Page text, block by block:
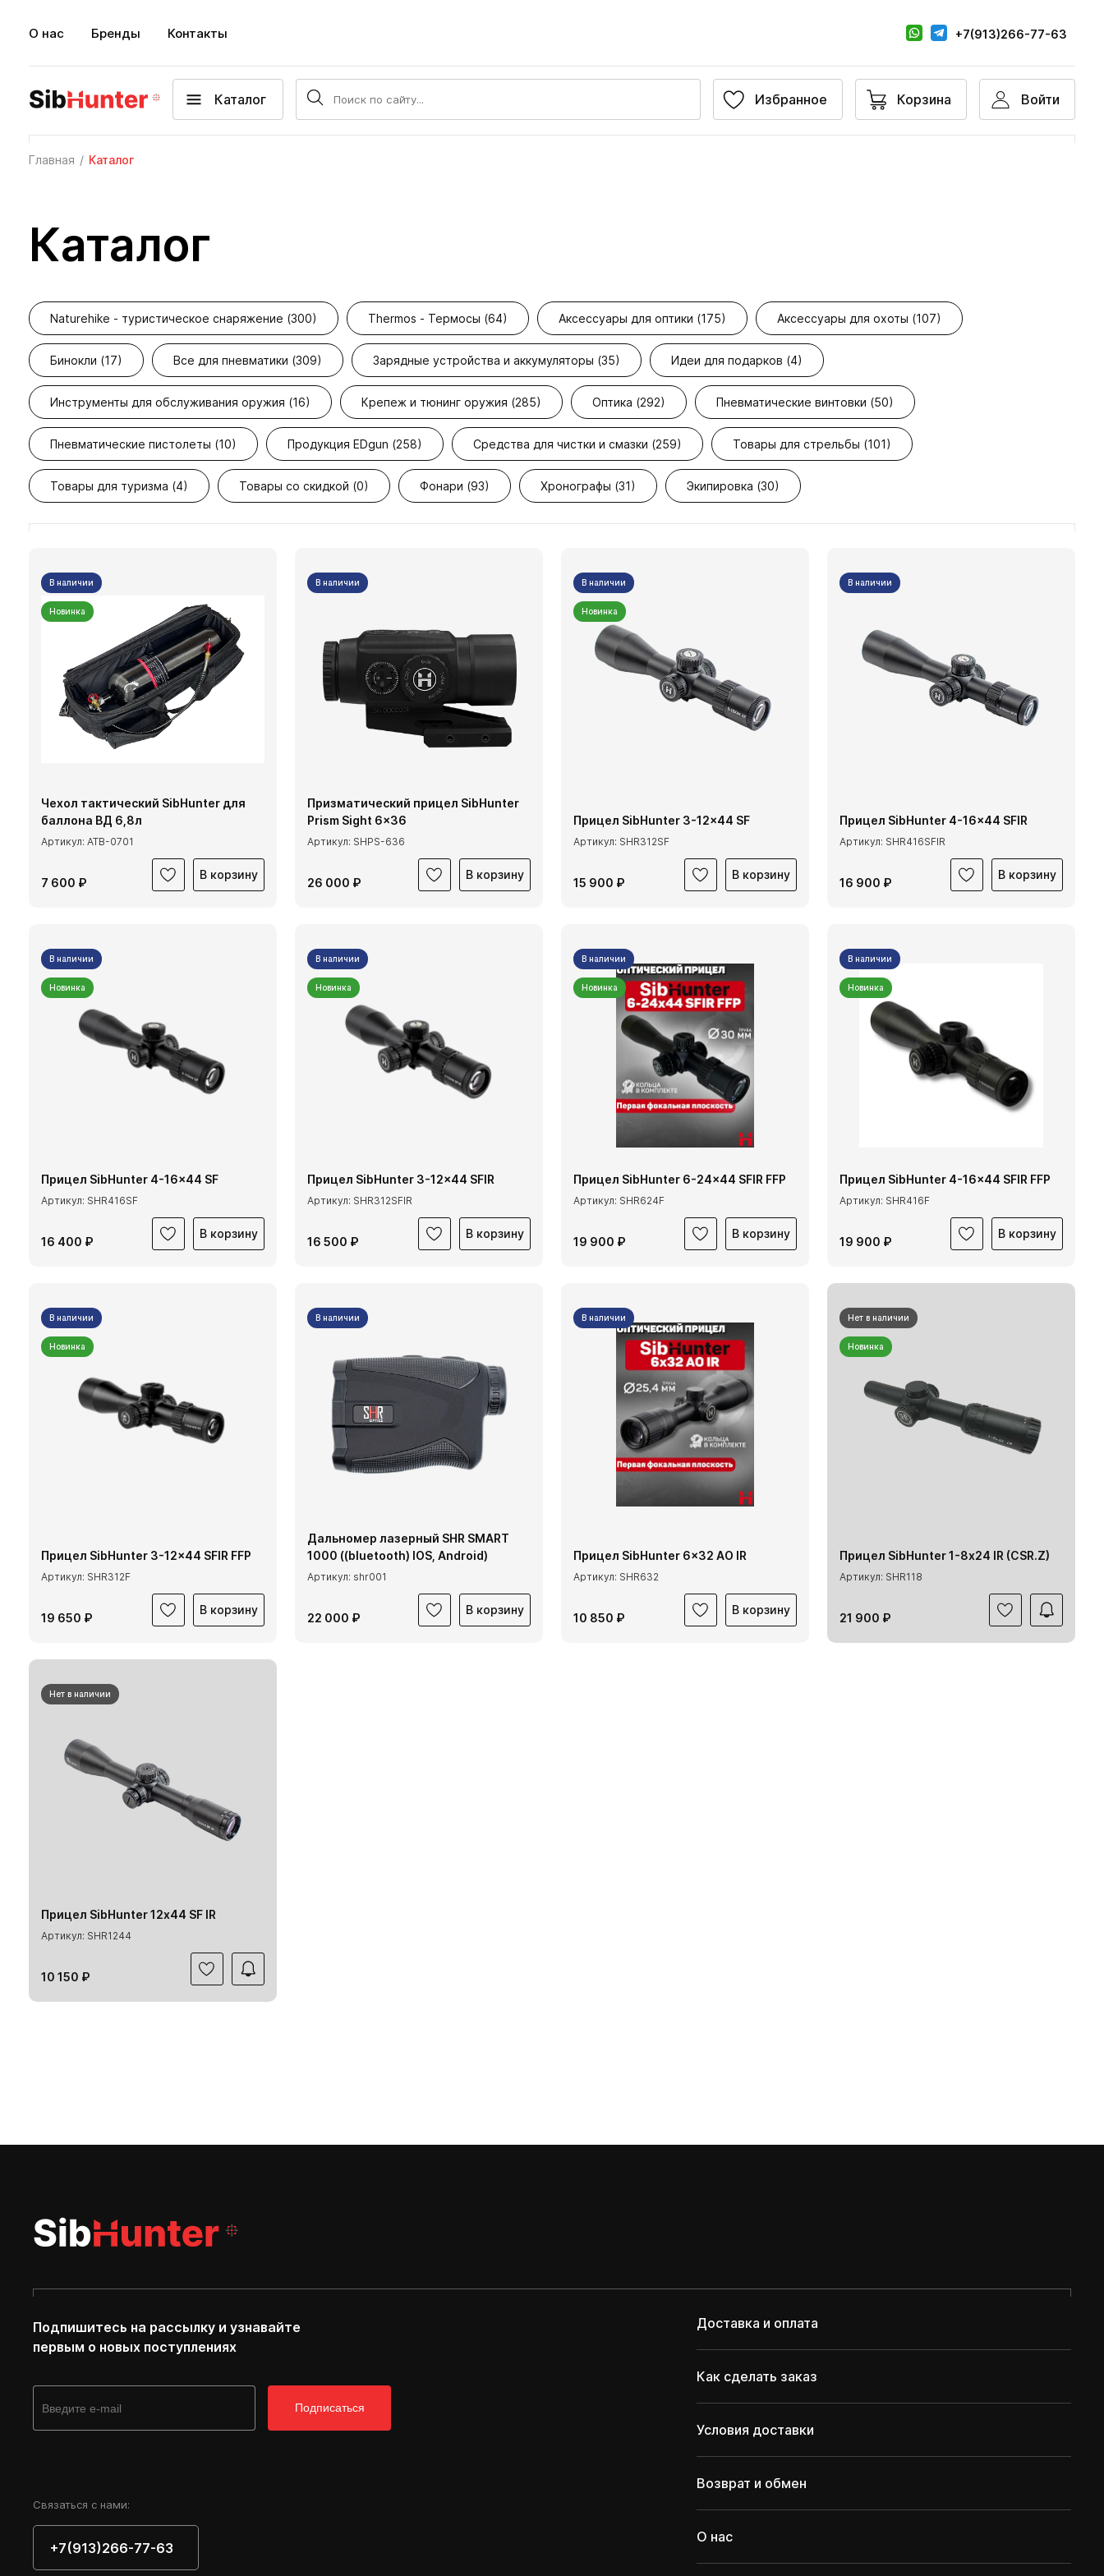
О нас Бренды Контакты +7(913)266-77-63
Каталог Избранное Корзина Войти
Главная Каталог
Каталог
Naturehike - туристическое снаряжение (300) Thermos - Термосы (64) Аксессуары для оптики (175) Аксессуары для охоты (107)
Бинокли (17) Все для пневматики (309) Зарядные устройства и аккумуляторы (35) Идеи для подарков (4)
Инструменты для обслуживания оружия (16) Крепеж и тюнинг оружия (285) Оптика (292) Пневматические винтовки (50)
Пневматические пистолеты (10) Продукция EDgun (258) Средства для чистки и смазки (259) Товары для стрельбы (101)
Товары для туризма (4) Товары со скидкой (0) Фонари (93) Хронографы (31) Экипировка (30)
В наличии
Новинка
В корзину
Чехол тактический SibHunter для
баллона ВД 6,8л
Артикул: ATB-0701
7 600 ₽
В наличии
В корзину
Призматический прицел SibHunter
Prism Sight 6x36
Артикул: SHPS-636
26 000 ₽
В наличии
Новинка
В корзину
Прицел SibHunter 3-12x44 SF
Артикул: SHR312SF
15 900 ₽
В наличии
В корзину
Прицел SibHunter 4-16x44 SFIR
Артикул: SHR416SFIR
16 900 ₽
В наличии
Новинка
В корзину
Прицел SibHunter 4-16x44 SF
Артикул: SHR416SF
16 400 ₽
В наличии
Новинка
В корзину
Прицел SibHunter 3-12x44 SFIR
Артикул: SHR312SFIR
16 500 ₽
В наличии
Новинка
В корзину
Прицел SibHunter 6-24x44 SFIR FFP
Артикул: SHR624F
19 900 ₽
В наличии
Новинка
В корзину
Прицел SibHunter 4-16x44 SFIR FFP
Артикул: SHR416F
19 900 ₽
В наличии
Новинка
В корзину
Прицел SibHunter 3-12x44 SFIR FFP
Артикул: SHR312F
19 650 ₽
В наличии
В корзину
Дальномер лазерный SHR SMART
1000 ((bluetooth) IOS, Android)
Артикул: shr001
22 000 ₽
В наличии
В корзину
Прицел SibHunter 6x32 AO IR
Артикул: SHR632
10 850 ₽
Нет в наличии
Новинка
Прицел SibHunter 1-8х24 IR (CSR.Z)
Артикул: SHR118
21 900 ₽
Нет в наличии
Прицел SibHunter 12х44 SF IR
Артикул: SHR1244
10 150 ₽
Подпишитесь на рассылку и узнавайте
первым о новых поступлениях
Подписаться
Доставка и оплата
Как сделать заказ
Условия доставки
Возврат и обмен
О нас
Cвязаться с нами:
+7(913)266-77-63